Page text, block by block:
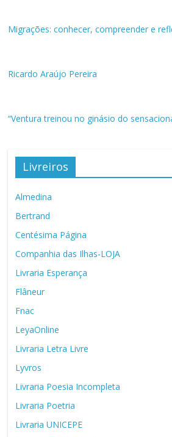
Migrações: conhecer, compreender e
Ricardo Araújo Pereira
“Ventura treinou no ginásio do
Livreiros
Almedina
Bertrand
Centésima Página
Companhia das Ilhas-LOJA
Livraria Esperança
Flâneur
Fnac
LeyaOnline
Livraria Letra Livre
Lyvros
Livraria Poesia Incompleta
Livraria Poetria
Livraria UNICEPE